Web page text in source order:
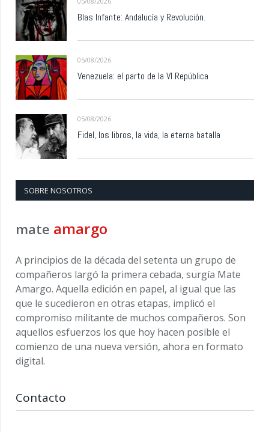
Blas Infante: Andalucía y Revolución.
05/08/2026
Venezuela: el parto de la VI República
05/08/2026
Fidel, los libros, la vida, la eterna batalla
SOBRE NOSOTROS
mate amargo
A principios de la década del setenta un grupo de
compañeros largó la primera cebada, surgía Mate
Amargo. Aquella edición en papel, al igual que las
que le sucedieron en otras etapas, implicó el
compromiso militante de muchos compañeros. Son
aquellos esfuerzos los que hoy hacen posible el
comienzo de una nueva versión, ahora en formato
digital.
Contacto